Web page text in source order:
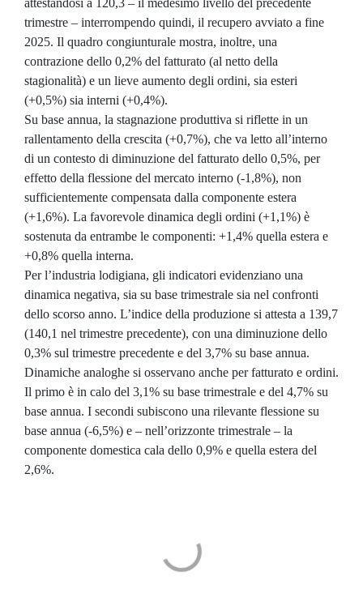
trimestre – interrompendo quindi, il recupero avviato a fine
2025. Il quadro congiunturale mostra, inoltre, una
contrazione dello 0,2% del fatturato (al netto della
stagionalità) e un lieve aumento degli ordini, sia esteri
(+0,5%) sia interni (+0,4%).
Su base annua, la stagnazione produttiva si riflette in un
rallentamento della crescita (+0,7%), che va letto all’interno
di un contesto di diminuzione del fatturato dello 0,5%, per
effetto della flessione del mercato interno (-1,8%), non
sufficientemente compensata dalla componente estera
(+1,6%). La favorevole dinamica degli ordini (+1,1%) è
sostenuta da entrambe le componenti: +1,4% quella estera e
+0,8% quella interna.
Per l’industria lodigiana, gli indicatori evidenziano una
dinamica negativa, sia su base trimestrale sia nel confronti
dello scorso anno. L’indice della produzione si attesta a 139,7
(140,1 nel trimestre precedente), con una diminuzione dello
0,3% sul trimestre precedente e del 3,7% su base annua.
Dinamiche analoghe si osservano anche per fatturato e ordini.
Il primo è in calo del 3,1% su base trimestrale e del 4,7% su
base annua. I secondi subiscono una rilevante flessione su
base annua (-6,5%) e – nell’orizzonte trimestrale – la
componente domestica cala dello 0,9% e quella estera del
2,6%.